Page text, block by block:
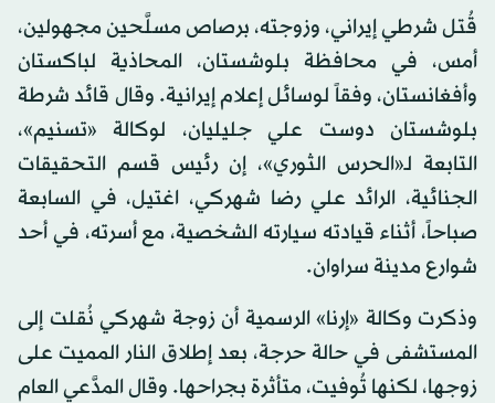
قُتل شرطي إيراني، وزوجته، برصاص مسلَّحين مجهولين،
أمس، في محافظة بلوشستان، المحاذية لباكستان
وأفغانستان، وفقاً لوسائل إعلام إيرانية. وقال قائد شرطة
بلوشستان دوست علي جليليان، لوكالة «تسنيم»،
التابعة لـ«الحرس الثوري»، إن رئيس قسم التحقيقات
الجنائية، الرائد علي رضا شهركي، اغتيل، في السابعة
صباحاً، أثناء قيادته سيارته الشخصية، مع أسرته، في أحد
شوارع مدينة سراوان.
وذكرت وكالة «إرنا» الرسمية أن زوجة شهركي نُقلت إلى
المستشفى في حالة حرجة، بعد إطلاق النار المميت على
زوجها، لكنها تُوفيت، متأثرة بجراحها. وقال المدَّعي العام